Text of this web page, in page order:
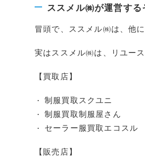
ススメル㈱が運営す
冒頭で、ススメル㈱は、他
実はススメル㈱は、リユー
【買取店】
制服買取スクユニ
制服買取制服屋さん
セーラー服買取エコスル
【販売店】